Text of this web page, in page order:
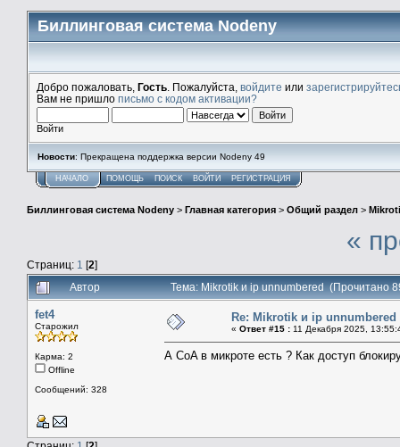
Биллинговая система Nodeny
Добро пожаловать, Гость . Пожалуйста, войдите или
Вам не пришло письмо с кодом активации?
Войти
Новости: Прекращена поддержка версии Nodeny 49
НАЧАЛО ПОМОЩЬ ПОИСК ВОЙТИ РЕГИСТРАЦИЯ
Биллинговая система Nodeny > Главная категория > Общий раздел >
Страниц: 1 [2]
«
Автор Тема: Mikrotik и ip unnumbered (Прочитано
fet4
Старожил
Карма: 2
Offline
Сообщений: 328
Re: Mikrotik и ip unnumbered
« Ответ #15 : 11 Декабря 2025,
А CoA в микроте есть ? Как доступ